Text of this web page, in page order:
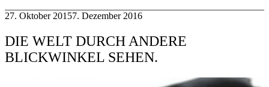
27. Oktober 20157. Dezember 2016
DIE WELT DURCH ANDERE
BLICKWINKEL SEHEN.